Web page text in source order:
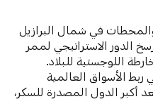
والمحطات في شمال البرازيل
الدور الاستراتيجي لممر
اللوجستية للبلاد.
الأسواق العالمية
أكبر الدول المصدرة للسكر،